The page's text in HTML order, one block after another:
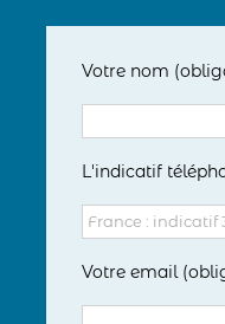
Votre nom
L'indicatif
Votre email